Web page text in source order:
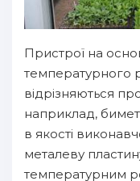
Пристрої на
температурного
відрізняються
наприклад,
в якості
металеву
температурним